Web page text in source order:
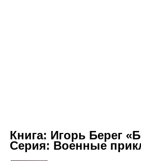
Книга: Игорь Берег
Серия: Военные